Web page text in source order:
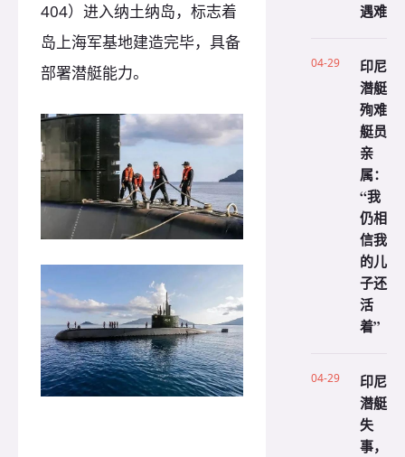
404）进入纳土纳岛，标志着
岛上海军基地建造完毕，具备
部署潜艇能力。
遇难
04-29
印尼
潜艇
殉难
艇员
亲
属：
“我
仍相
信我
的儿
子还
活
着”
04-29
印尼
潜艇
失
事，